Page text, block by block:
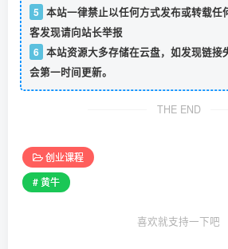
5 本站一律禁止以任何方式发布或转载任
客发现请向站长举报
6 本站资源大多存储在云盘，如发现链接
会第一时间更新。
THE END
创业课程
# 黄牛
喜欢就支持一下吧